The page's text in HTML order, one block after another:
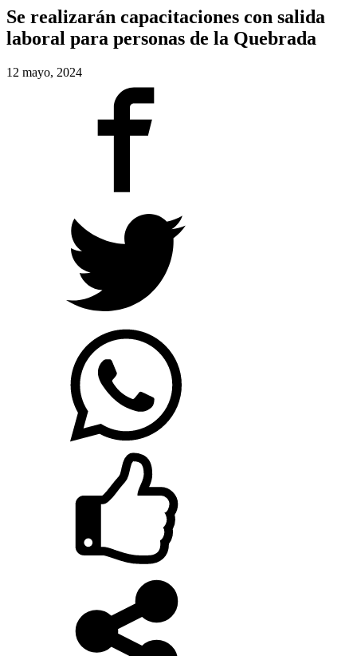
Se realizarán capacitaciones con salida
laboral para personas de la Quebrada
12 mayo, 2024